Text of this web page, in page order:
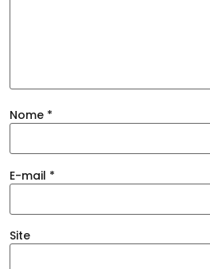
Nome *
E-mail *
Site